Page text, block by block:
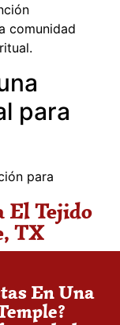
comunidad
para
para
y desafíos
Luego,
limpia, lectura o
El Tejido
TX
En Una